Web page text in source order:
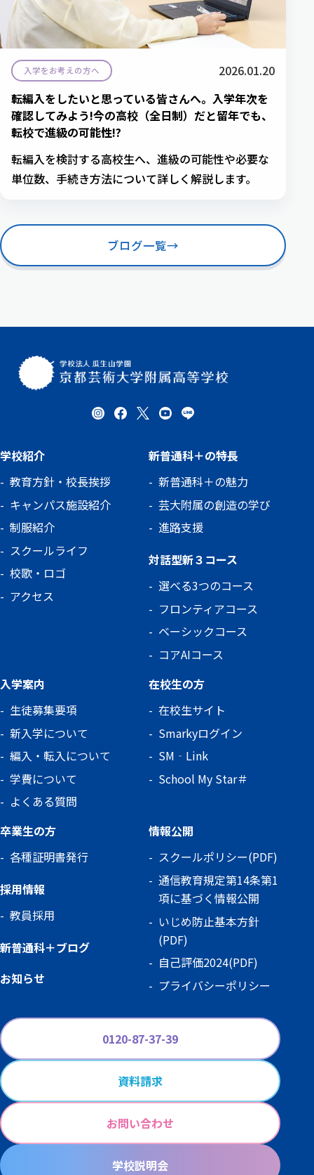
入学をお考えの方へ
2026.01.20
転編入をしたいと思っている皆さんへ。入学年次を
確認してみよう!今の高校（全日制）だと留年でも、
転校で進級の可能性!?
転編入を検討する高校生へ、進級の可能性や必要な
単位数、手続き方法について詳しく解説します。
ブログ一覧→
学校紹介
教育方針・校長挨拶
キャンパス施設紹介
制服紹介
スクールライフ
校歌・ロゴ
アクセス
新普通科＋の特長
新普通科＋の魅力
芸大附属の創造の学び
進路支援
対話型新３コース
選べる3つのコース
フロンティアコース
ベーシックコース
コアAIコース
入学案内
生徒募集要項
新入学について
編入・転入について
学費について
よくある質問
在校生の方
在校生サイト
Smarkyログイン
SM‐Link
School My Star＃
卒業生の方
各種証明書発行
採用情報
教員採用
新普通科＋ブログ
お知らせ
情報公開
スクールポリシー(PDF)
通信教育規定第14条第1
項に基づく情報公開
いじめ防止基本方針
(PDF)
自己評価2024(PDF)
プライバシーポリシー
0120-87-37-39
資料請求
お問い合わせ
学校説明会